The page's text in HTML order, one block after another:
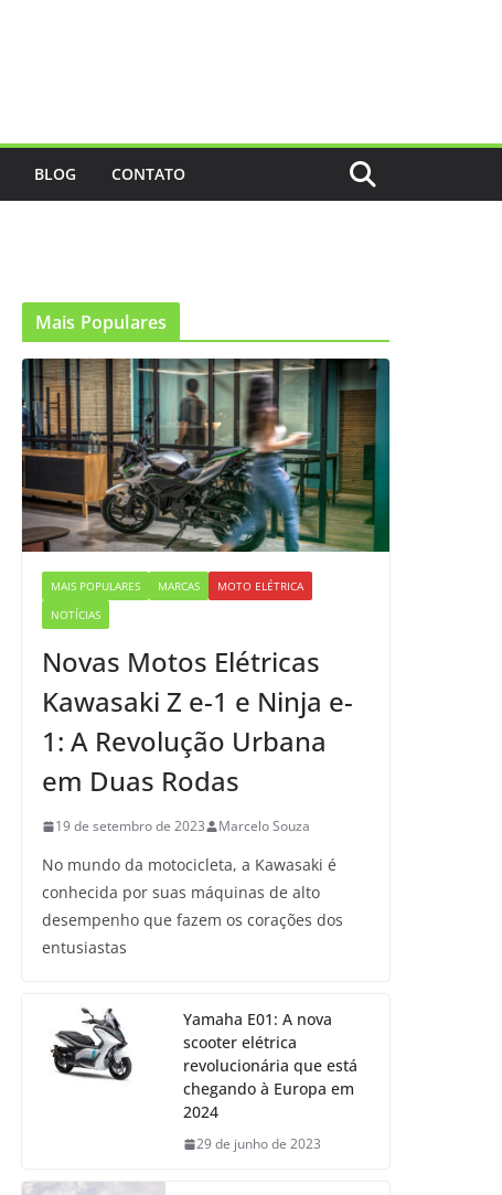
BLOG CONTATO
Mais Populares
MAIS POPULARES MARCAS
MOTO ELÉTRICA
NOTÍCIAS
Novas Motos Elétricas
Kawasaki Z e-1 e Ninja e-
1: A Revolução Urbana
em Duas Rodas
19 de setembro de 2023 Marcelo Souza
No mundo da motocicleta, a Kawasaki é
conhecida por suas máquinas de alto
desempenho que fazem os corações dos
entusiastas
Yamaha E01: A nova
scooter elétrica
revolucionária que está
chegando à Europa em
2024
29 de junho de 2023